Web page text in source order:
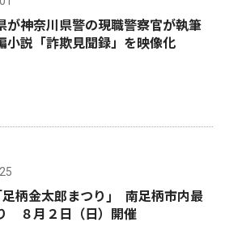
が神奈川県警の現職警察官が執筆
小説「詐欺見聞録」を映像化
足柄金太郎まつり｣ 南足柄市内最
８月２日（日）開催